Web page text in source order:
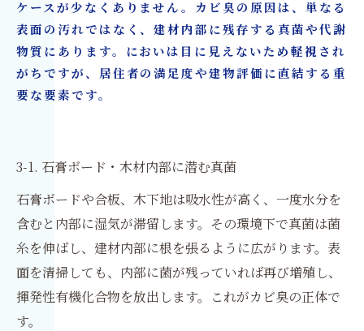
ケースが少なくありません。カビ臭の原因は、単なる
表面の汚れではなく、建材内部に残存する真菌や代謝
物質にあります。においは目に見えないため軽視され
がちですが、居住者の満足度や建物評価に直結する重
要な要素です。
3-1. 石膏ボード・木材内部に潜む真菌
石膏ボードや合板、木下地は吸水性が高く、一度水分を
含むと内部に湿気が滞留します。その環境下で真菌は菌
糸を伸ばし、建材内部に根を張るように広がります。表
面を清掃しても、内部に菌が残っていれば再び増殖し、
揮発性有機化合物を放出します。これがカビ臭の正体で
す。